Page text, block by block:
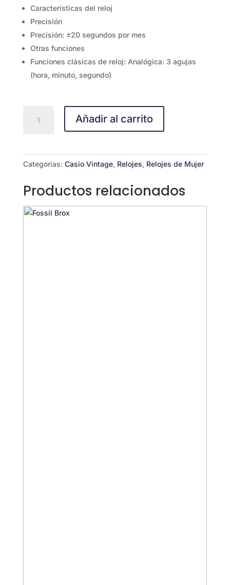
Características del reloj
Precisión
Precisión: ±20 segundos por mes
Otras funciones
Funciones clásicas de reloj: Analógica: 3 agujas
(hora, minuto, segundo)
24UC-
Añadir al carrito
Categorías: Casio Vintage, Relojes, Relojes de Mujer
Productos relacionados